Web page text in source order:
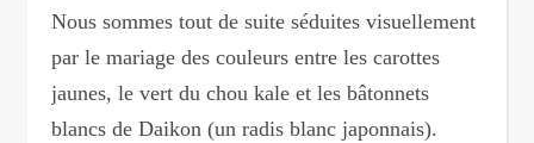
Nous sommes tout de suite séduites visuellement
par le mariage des couleurs entre les carottes
jaunes, le vert du chou kale et les bâtonnets
blancs de Daikon (un radis blanc japonnais).